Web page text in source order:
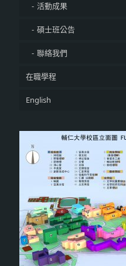
活動成果
碩士班公告
聯絡我們
在職學程
English